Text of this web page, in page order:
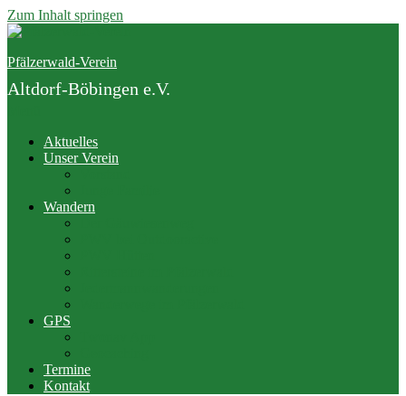
Zum Inhalt springen
Pfälzerwald-Verein
Altdorf-Böbingen e.V.
Aktuelles
Unser Verein
Wandern
GPS
Termine
Kontakt